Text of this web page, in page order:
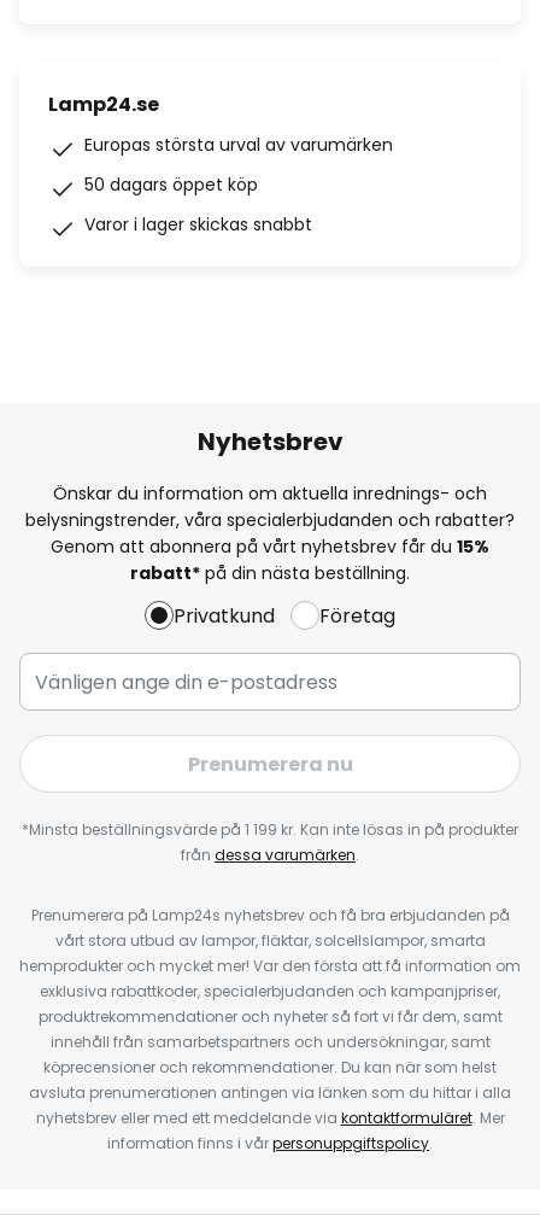
Lamp24.se
Europas största urval av varumärken
50 dagars öppet köp
Varor i lager skickas snabbt
Nyhetsbrev
Önskar du information om aktuella inrednings- och
belysningstrender, våra specialerbjudanden och rabatter?
Genom att abonnera på vårt nyhetsbrev får du 15%
rabatt* på din nästa beställning.
Privatkund Företag
Prenumerera nu
*Minsta beställningsvärde på 1 199 kr. Kan inte lösas in på produkter
från dessa varumärken.
Prenumerera på Lamp24s nyhetsbrev och få bra erbjudanden på
vårt stora utbud av lampor, fläktar, solcellslampor, smarta
hemprodukter och mycket mer! Var den första att få information om
exklusiva rabattkoder, specialerbjudanden och kampanjpriser,
produktrekommendationer och nyheter så fort vi får dem, samt
innehåll från samarbetspartners och undersökningar, samt
köprecensioner och rekommendationer. Du kan när som helst
avsluta prenumerationen antingen via länken som du hittar i alla
nyhetsbrev eller med ett meddelande via kontaktformuläret. Mer
information finns i vårpersonuppgiftspolicy.